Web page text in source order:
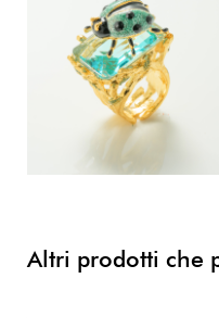
Altri prodotti che